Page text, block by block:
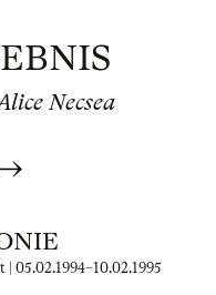
Necsea
| 05.02.1994–10.02.1995